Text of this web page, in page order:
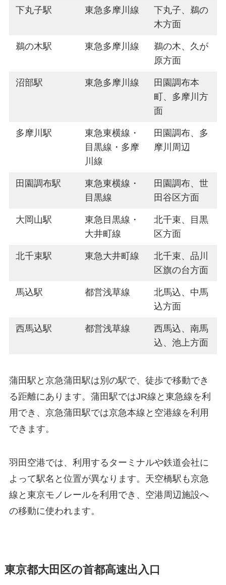
下丸子駅 東急多摩川線
下丸子、鵜の
木方面
鵜の木駅 東急多摩川線
鵜の木、久が
原方面
沼部駅 東急多摩川線
田園調布本
町、多摩川方
面
多摩川駅
東急東横線・
目黒線・多摩
川線
田園調布、多
摩川周辺
田園調布駅
東急東横線・
目黒線
田園調布、世
田谷区方面
大岡山駅
東急目黒線・
大井町線
北千束、目黒
区方面
北千束駅 東急大井町線
北千束、品川
区旗の台方面
馬込駅 都営浅草線
北馬込、中馬
込方面
西馬込駅 都営浅草線
西馬込、南馬
込、池上方面
蒲田駅と京急蒲田駅は別の駅で、徒歩で移動でき
る距離にあります。蒲田駅ではJR線と東急線を利
用でき、京急蒲田駅では京急本線と空港線を利用
できます。
羽田空港では、利用するターミナルや鉄道会社に
よって駅名と位置が異なります。天空橋駅も京急
線と東京モノレールを利用でき、空港周辺施設へ
の移動に使われます。
東京都大田区の首都高速出入口